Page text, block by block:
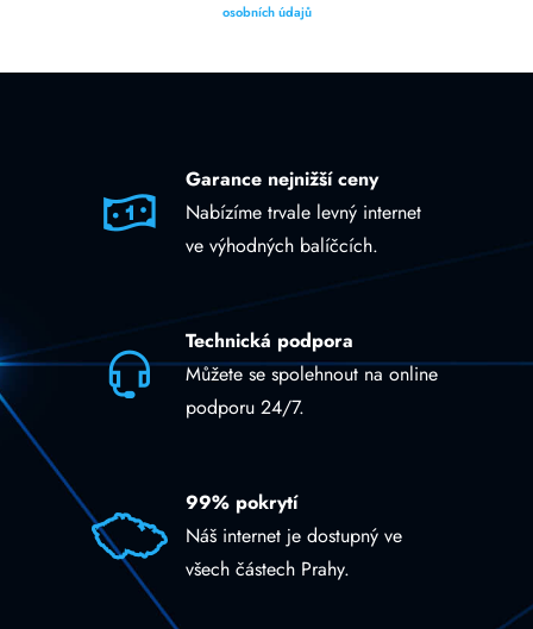
osobních údajů
Garance nejnižší ceny
Nabízíme trvale levný internet
ve výhodných balíčcích.
Technická podpora
Můžete se spolehnout na online
podporu 24/7.
99% pokrytí
Náš internet je dostupný ve
všech částech Prahy.